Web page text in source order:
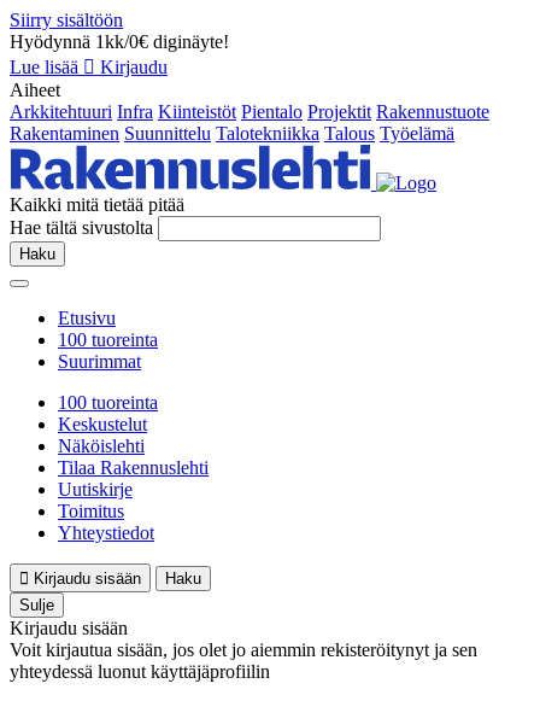
Siirry sisältöön
Hyödynnä 1kk/0€ diginäyte!
Lue lisää
Kirjaudu
Aiheet
Arkkitehtuuri Infra Kiinteistöt Pientalo Projektit Rakennustuote
Rakentaminen Suunnittelu Talotekniikka Talous Työelämä
Kaikki mitä tietää pitää
Hae tältä sivustolta
Haku
Etusivu
100 tuoreinta
Suurimmat
100 tuoreinta
Keskustelut
Näköislehti
Tilaa Rakennuslehti
Uutiskirje
Toimitus
Yhteystiedot
Kirjaudu sisään
Haku
Sulje
Kirjaudu sisään
Voit kirjautua sisään, jos olet jo aiemmin rekisteröitynyt ja sen
yhteydessä luonut käyttäjäprofiilin